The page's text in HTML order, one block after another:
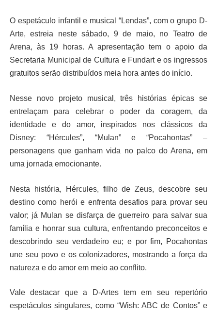
O espetáculo infantil e musical “Lendas”, com o grupo D-
Arte, estreia neste sábado, 9 de maio, no Teatro de
Arena, às 19 horas. A apresentação tem o apoio da
Secretaria Municipal de Cultura e Fundart e os ingressos
gratuitos serão distribuídos meia hora antes do início.
Nesse novo projeto musical, três histórias épicas se
entrelaçam para celebrar o poder da coragem, da
identidade e do amor, inspirados nos clássicos da
Disney: “Hércules”, “Mulan” e “Pocahontas” –
personagens que ganham vida no palco do Arena, em
uma jornada emocionante.
Nesta história, Hércules, filho de Zeus, descobre seu
destino como herói e enfrenta desafios para provar seu
valor; já Mulan se disfarça de guerreiro para salvar sua
família e honrar sua cultura, enfrentando preconceitos e
descobrindo seu verdadeiro eu; e por fim, Pocahontas
une seu povo e os colonizadores, mostrando a força da
natureza e do amor em meio ao conflito.
Vale destacar que a D-Artes tem em seu repertório
espetáculos singulares, como “Wish: ABC de Contos” e